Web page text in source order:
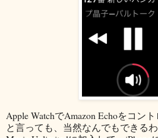
Apple WatchでAmazon Echoをコン
と言っても、当然なんでもできる